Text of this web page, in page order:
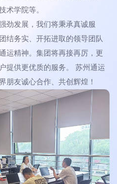
术学院等。
劲发展，我们将秉承真诚服
结务实、开拓进取的领导团队
运精神。集团将再接再厉，更
提供更优质的服务。 苏州通运
朋友诚心合作、共创辉煌！